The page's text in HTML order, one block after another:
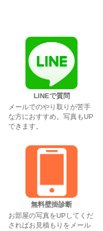
LINEで質問
メールでのやり取りが苦手
な方におすすめ。写真もUP
できます。
無料壁掛診断
お部屋の写真をUPしてくだ
さればお見積もりをメール